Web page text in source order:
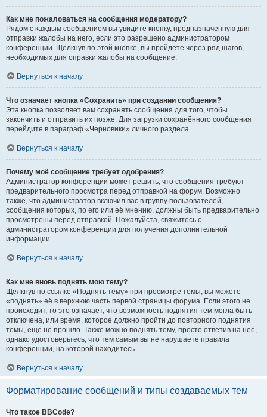
Как мне пожаловаться на сообщения модератору?
Рядом с каждым сообщением вы увидите кнопку, предназначенную для
отправки жалобы на него, если это разрешено администратором
конференции. Щёлкнув по этой кнопке, вы пройдёте через ряд шагов,
необходимых для оправки жалобы на сообщение.
Вернуться к началу
Что означает кнопка «Сохранить» при создании сообщения?
Эта кнопка позволяет вам сохранять сообщения для того, чтобы
закончить и отправить их позже. Для загрузки сохранённого сообщения
перейдите в параграф «Черновики» личного раздела.
Вернуться к началу
Почему моё сообщение требует одобрения?
Администратор конференции может решить, что сообщения требуют
предварительного просмотра перед отправкой на форум. Возможно
также, что администратор включил вас в группу пользователей,
сообщения которых, по его или её мнению, должны быть предварительно
просмотрены перед отправкой. Пожалуйста, свяжитесь с
администратором конференции для получения дополнительной
информации.
Вернуться к началу
Как мне вновь поднять мою тему?
Щёлкнув по ссылке «Поднять тему» при просмотре темы, вы можете
«поднять» её в верхнюю часть первой страницы форума. Если этого не
происходит, то это означает, что возможность поднятия тем могла быть
отключена, или время, которое должно пройти до повторного поднятия
темы, ещё не прошло. Также можно поднять тему, просто ответив на неё,
однако удостоверьтесь, что тем самым вы не нарушаете правила
конференции, на которой находитесь.
Вернуться к началу
Форматирование сообщений и типы создаваемых тем
Что такое BBCode?